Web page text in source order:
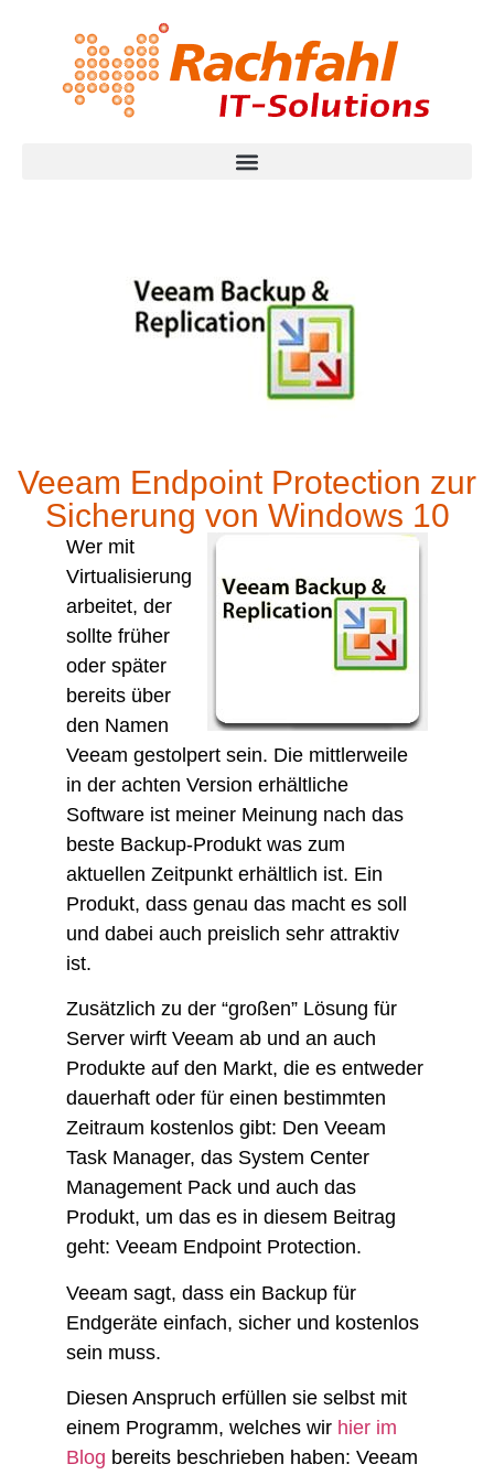
Veeam Endpoint Protection zur
Sicherung von Windows 10
Wer mit
Virtualisierung
arbeitet, der
sollte früher
oder später
bereits über
den Namen
Veeam gestolpert sein. Die mittlerweile
in der achten Version erhältliche
Software ist meiner Meinung nach das
beste Backup-Produkt was zum
aktuellen Zeitpunkt erhältlich ist. Ein
Produkt, dass genau das macht es soll
und dabei auch preislich sehr attraktiv
ist.
Zusätzlich zu der “großen” Lösung für
Server wirft Veeam ab und an auch
Produkte auf den Markt, die es entweder
dauerhaft oder für einen bestimmten
Zeitraum kostenlos gibt: Den Veeam
Task Manager, das System Center
Management Pack und auch das
Produkt, um das es in diesem Beitrag
geht: Veeam Endpoint Protection.
Veeam sagt, dass ein Backup für
Endgeräte einfach, sicher und kostenlos
sein muss.
Diesen Anspruch erfüllen sie selbst mit
einem Programm, welches wir hier im
Blog bereits beschrieben haben: Veeam